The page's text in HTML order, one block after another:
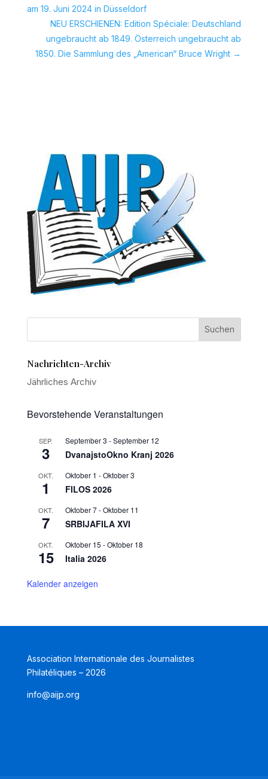
am 19. Juni 2024 in Düsseldorf
NEU ERSCHIENEN: Edition Spéciale: Deutschland
ungebraucht ab 1849. Österreich ungebraucht ab
1850. Die Sammlung des „American“ Bruce Wright →
Nachrichten-Archiv
Jährliches Archiv
Bevorstehende Veranstaltungen
SEP.
3
September 3 -September 12
DvanajstoOkno Kranj 2026
OKT.
1
Oktober 1 -Oktober 3
FILOS 2026
OKT.
7
Oktober 7-Oktober 11
SRBIJAFILA XVI
OKT.
15
Oktober 15 -Oktober 18
Italia 2026
Kalender anzeigen
Association Internationale des Journalistes
Philatéliques – 2026
info@aijp.org